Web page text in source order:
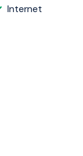
Internet